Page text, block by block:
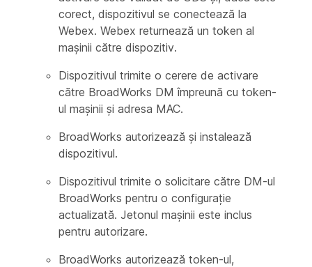
corect, dispozitivul se conectează la
Webex. Webex returnează un token al
mașinii către dispozitiv.
Dispozitivul trimite o cerere de activare
către BroadWorks DM împreună cu token-
ul mașinii și adresa MAC.
BroadWorks autorizează și instalează
dispozitivul.
Dispozitivul trimite o solicitare către DM-ul
BroadWorks pentru o configurație
actualizată. Jetonul mașinii este inclus
pentru autorizare.
BroadWorks autorizează token-ul,